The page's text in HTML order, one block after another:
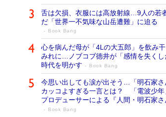
舌は欠損、衣服には高放射線…9人の若
だ「世界一不気味な山岳遭難」に迫る
Book Bang
心を病んだ母が「4Lの大五郎」を飲み
みれに…ノブコブ徳井が「感情を失くし
時代を明かす
Book Bang
今思い出しても涙が出そう…「明石家さ
カッコよすぎる一言とは？ 「電波少年
プロデューサーによる『人間・明石家
Book Bang